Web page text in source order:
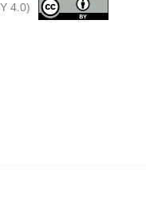
4.0)